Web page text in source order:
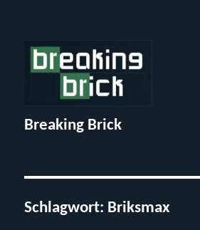
Breaking Brick
Schlagwort: Briksmax